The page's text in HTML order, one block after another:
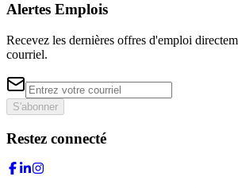
Alertes Emplois
Recevez les dernières offres d'emploi
courriel.
S'abonner
Restez connecté